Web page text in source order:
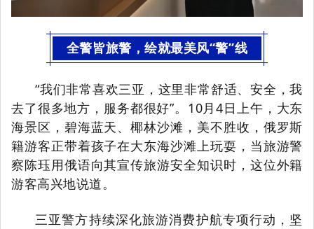
全警皆旅警，绘就最美风“警”线
“我们非常喜欢三亚，这里非常舒适、安全，我
去了很多地方，服务都很好”。10月4日上午，大东
海景区，碧海蓝天、椰林沙滩，美不胜收，俄罗斯
籍游客正带着孩子在大东海沙滩上玩耍，当旅游警
察陈珏用俄语向其宣传旅游安全知识时，这位外籍
游客高兴地说道。
三亚警方持续深化旅游消费护航专项行动 ，坚